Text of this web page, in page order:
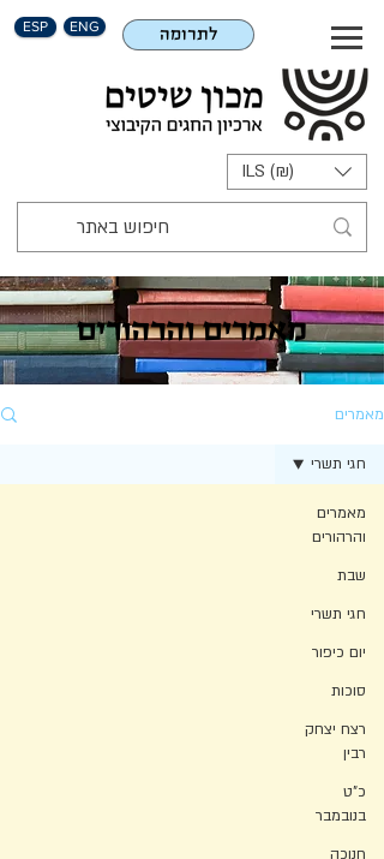
ESP ENG לתרומה
ILS (₪)
מאמרים והרהורים
מאמרים
מאמרים
והרהורים
שבת
חגי תשרי
יום כיפור
סוכות
רצח יצחק
רבין
כ"ט
בנובמבר
חנוכה
חגי תשרי